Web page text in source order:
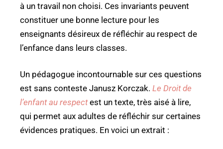
à un travail non choisi. Ces invariants peuvent
constituer une bonne lecture pour les
enseignants désireux de réfléchir au respect de
l’enfance dans leurs classes.
Un pédagogue incontournable sur ces questions
est sans conteste Janusz Korczak. Le Droit de
l’enfant au respectest un texte, très aisé à lire,
qui permet aux adultes de réfléchir sur certaines
évidences pratiques. En voici un extrait :